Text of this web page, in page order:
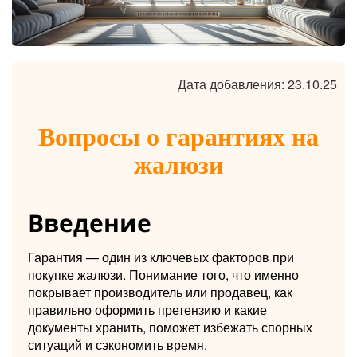
Дата добавления: 23.10.25
Вопросы о гарантиях на
жалюзи
Введение
Гарантия — один из ключевых факторов при
покупке жалюзи. Понимание того, что именно
покрывает производитель или продавец, как
правильно оформить претензию и какие
документы хранить, поможет избежать спорных
ситуаций и сэкономить время.